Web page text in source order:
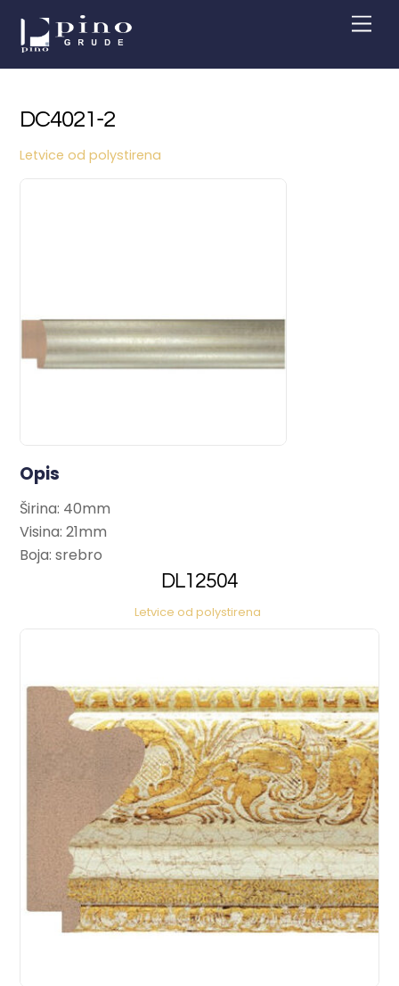
content
DC4021-2
Letvice od polystirena
Opis
Širina: 40mm
Visina: 21mm
Boja: srebro
DL12504
Letvice od polystirena